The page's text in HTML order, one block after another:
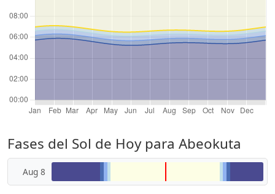
Fases del Sol de Hoy para Abeokuta
Aug 8